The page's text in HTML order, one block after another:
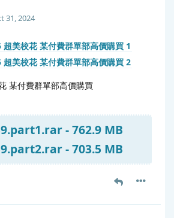
31, 2024
某付費群單部高價購買
- 762.9 MB
- 703.5 MB